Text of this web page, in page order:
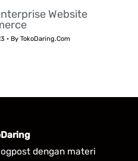
Website
• ByTokoDaring.Com
dengan materi